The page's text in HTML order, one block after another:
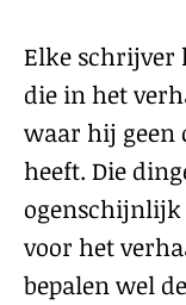
Elke schrijver
die in het
waar hij geen
heeft. Die
voor het
bepalen wel